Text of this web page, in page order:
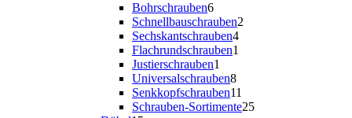
Bohrschrauben6
Schnellbauschrauben2
Sechskantschrauben4
Flachrundschrauben1
Justierschrauben1
Universalschrauben8
Senkkopfschrauben11
Schrauben-Sortimente25